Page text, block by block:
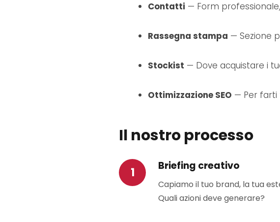
Contatti — Form
Rassegna stampa — Sezione
Stockist — Dove acquistare i
Ottimizzazione SEO — Per farti
Il nostro processo
Briefing creativo
Capiamo il tuo brand, la tua
Quali azioni deve generare?